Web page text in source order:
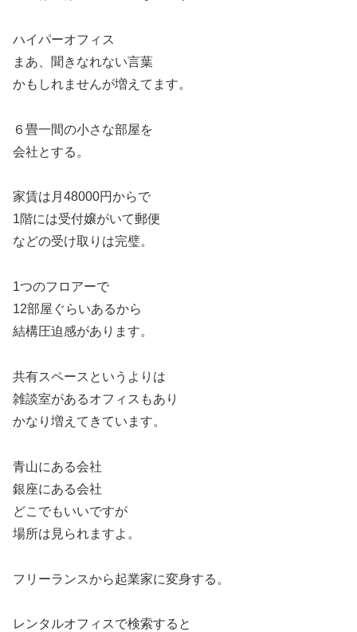
ハイパーオフィス
まあ、聞きなれない言葉
かもしれませんが増えてます。
６畳一間の小さな部屋を
会社とする。
家賃は月48000円からで
1階には受付嬢がいて郵便
などの受け取りは完璧。
1つのフロアーで
12部屋ぐらいあるから
結構圧迫感があります。
共有スペースというよりは
雑談室があるオフィスもあり
かなり増えてきています。
青山にある会社
銀座にある会社
どこでもいいですが
場所は見られますよ。
フリーランスから起業家に変身する。
レンタルオフィスで検索すると